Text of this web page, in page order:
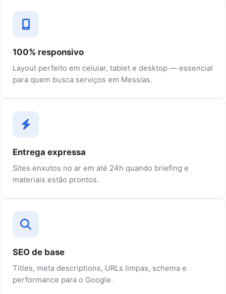
100% responsivo
Layout perfeito em celular, tablet e desktop — essencial
para quem busca serviços em Messias.
Entrega expressa
Sites enxutos no ar em até 24h quando briefing e
materiais estão prontos.
SEO de base
Titles, meta descriptions, URLs limpas, schema e
performance para o Google.